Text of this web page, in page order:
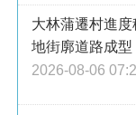
大林蒲遷村進
地街廓道路成型
2026-08-06